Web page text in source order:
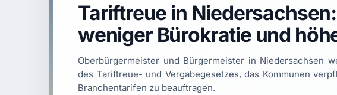
Tariftreue in
weniger Bürokratie und
Oberbürgermeister und Bürgermeister in Niedersachsen
des Tariftreue- und Vergabegesetzes, das Kommunen
Branchentarifen zu beauftragen.